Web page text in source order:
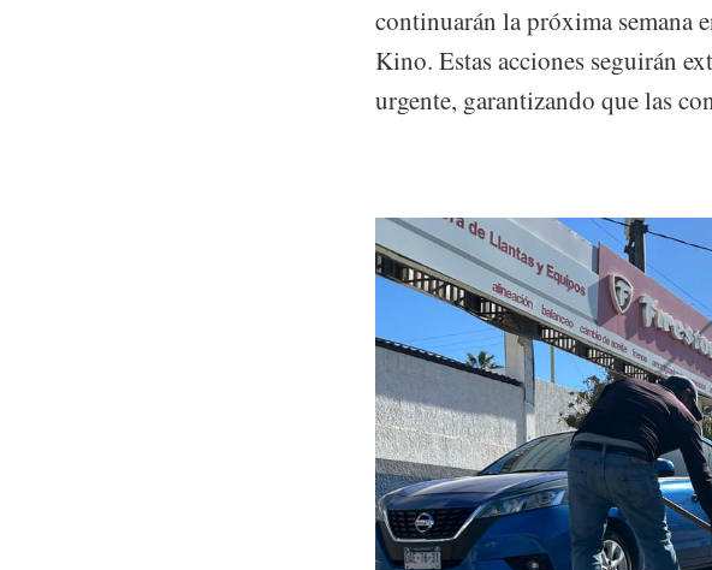
continuarán la próxima semana
Kino. Estas acciones seguirán
urgente, garantizando que las